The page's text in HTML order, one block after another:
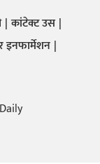
कांटेक्ट उस
इनफार्मेशन